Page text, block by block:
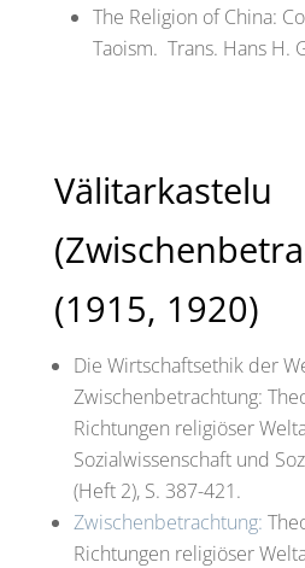
The Religion of China:
Taoism. Trans. Hans H.
Välitarkastelu
(1915, 1920)
Die Wirtschaftsethik der
Zwischenbetrachtung:
Richtungen religiöser
Sozialwissenschaft und
(Heft 2), S. 387-421.
Zwischenbetrachtung:
Richtungen religiöser